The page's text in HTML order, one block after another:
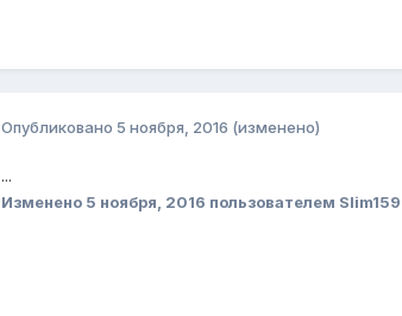
Опубликовано 5 ноября, 2016 (изменено)
...
Изменено 5 ноября, 2016 пользователем Slim159